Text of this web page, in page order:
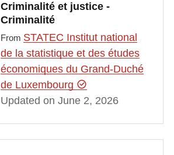
Criminalité et justice -
Criminalité
From STATEC Institut national
de la statistique et des études
économiques du Grand-Duché
de Luxembourg
Updated on June 2, 2026